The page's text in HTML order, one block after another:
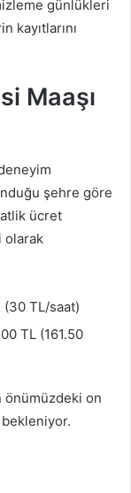
günlükleri
kayıtlarını
Maaşı
şehre göre
ücret
olarak
TL/saat)
TL (161.50
önümüzdeki on
bekleniyor.